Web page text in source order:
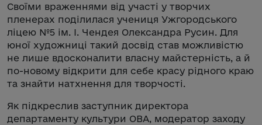
Своїми враженнями від участі у творчих
пленерах поділилася учениця Ужгородського
ліцею №5 ім. І. Чендея Олександра Русин. Для
юної художниці такий досвід став можливістю
не лише вдосконалити власну майстерність, а й
по-новому відкрити для себе красу рідного краю
та знайти натхнення для творчості.
Як підкреслив заступник директора
департаменту культури ОВА, модератор заходу